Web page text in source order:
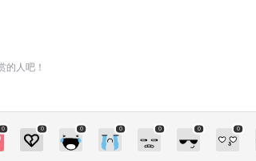
的人吧！
0 0 0 0 0 0 0
详情，0基础直接晋级为Sketch
请加少校微信号1：sketchupmajo